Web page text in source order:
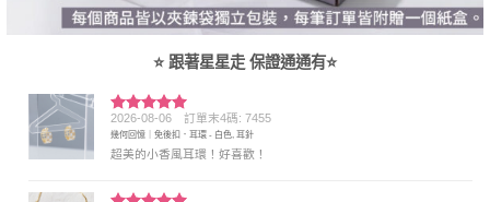
⭐ 跟著星星走 保證通通有⭐
評分5 滿
分 5
2026-08-06 訂單末4碼: 7455
幾何回憶｜免後扣．耳環 - 白色, 耳針
超美的小香風耳環！好喜歡！